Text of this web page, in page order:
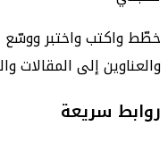
خطّط واكتب واختبر ووسّع
والعناوين إلى المقالات
روابط سريعة